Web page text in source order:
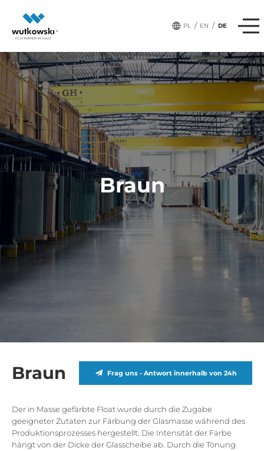
PL / EN / DE
Braun
Braun Frag uns - Antwort innerhalb von 24h
Der in Masse gefärbte Float wurde durch die Zugabe
geeigneter Zutaten zur Färbung der Glasmasse während des
Produktionsprozesses hergestellt. Die Intensität der Farbe
hängt von der Dicke der Glasscheibe ab. Durch die Tönung